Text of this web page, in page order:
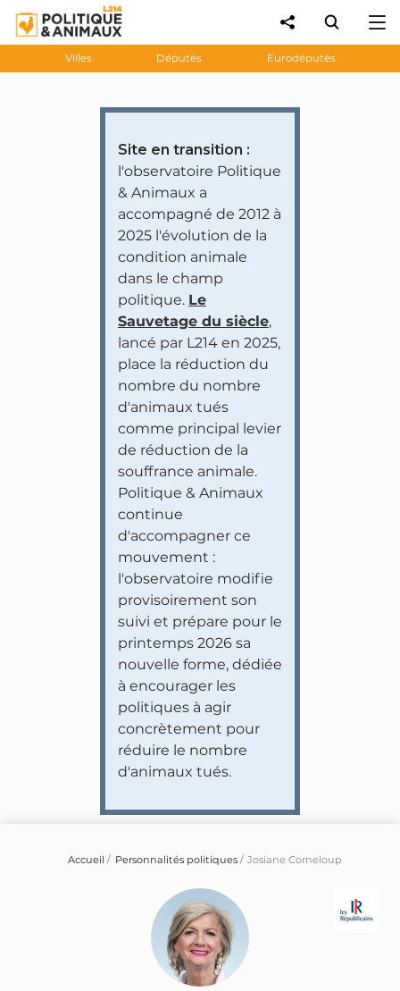
Villes Députés Eurodéputés
Site en transition :
l'observatoire Politique
& Animaux a
accompagné de 2012 à
2025 l'évolution de la
condition animale
dans le champ
politique. Le
Sauvetage du siècle,
lancé par L214 en 2025,
place la réduction du
nombre du nombre
d'animaux tués
comme principal levier
de réduction de la
souffrance animale.
Politique & Animaux
continue
d'accompagner ce
mouvement :
l'observatoire modifie
provisoirement son
suivi et prépare pour le
printemps 2026 sa
nouvelle forme, dédiée
à encourager les
politiques à agir
concrètement pour
réduire le nombre
d'animaux tués.
Accueil Personnalités politiques Josiane Corneloup